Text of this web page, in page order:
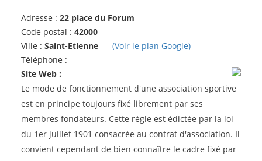
Adresse : 22 place du Forum
Code postal : 42000
Ville : Saint-Etienne
(Voir le plan Google)
Téléphone :
Site Web :
Le mode de fonctionnement d'une association sportive
est en principe toujours fixé librement par ses
membres fondateurs. Cette règle est édictée par la loi
du 1er juillet 1901 consacrée au contrat d'association. Il
convient cependant de bien connaître le cadre fixé par